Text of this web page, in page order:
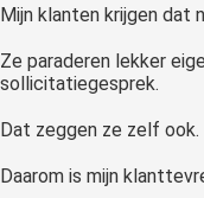
Mijn klanten krijgen dat
Ze paraderen lekker
sollicitatiegesprek.
Dat zeggen ze zelf ook.
Daarom is mijn